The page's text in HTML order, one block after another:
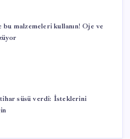
malzemeleri kullanın! Oje ve
süsü verdi: İsteklerini